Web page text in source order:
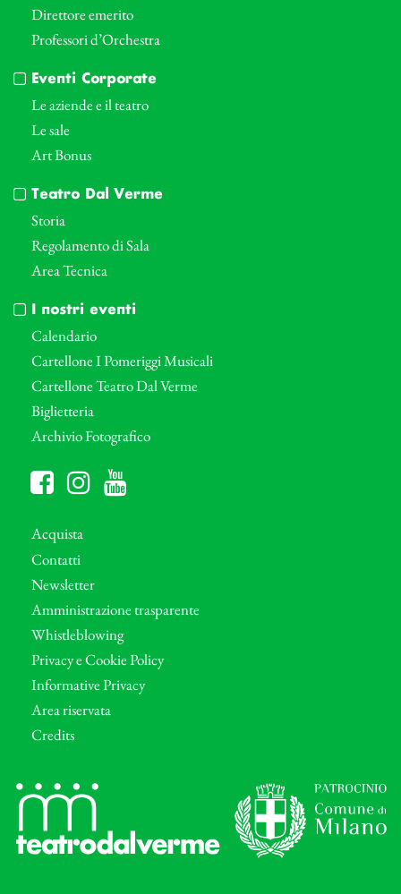
Direttore emerito
Professori d’Orchestra
Eventi Corporate
Le aziende e il teatro
Le sale
Art Bonus
Teatro Dal Verme
Storia
Regolamento di Sala
Area Tecnica
I nostri eventi
Calendario
Cartellone I Pomeriggi Musicali
Cartellone Teatro Dal Verme
Biglietteria
Archivio Fotografico
Acquista
Contatti
Newsletter
Amministrazione trasparente
Whistleblowing
Privacy e Cookie Policy
Informative Privacy
Area riservata
Credits